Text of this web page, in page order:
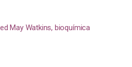
May Watkins, bioquímica